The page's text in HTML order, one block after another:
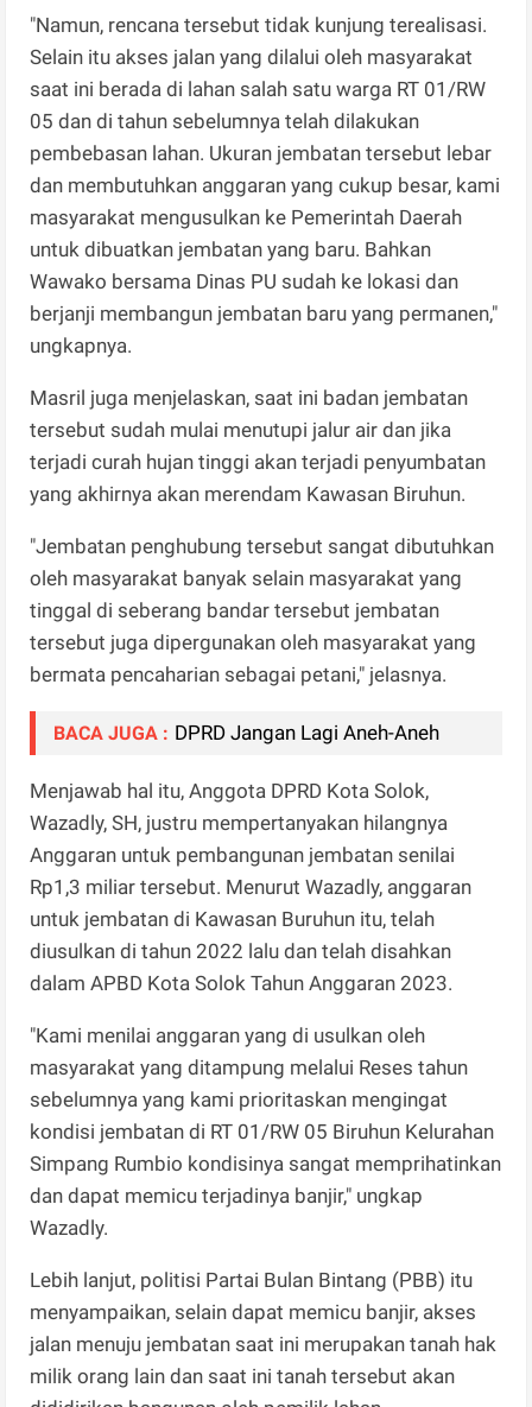
"Namun, rencana tersebut tidak kunjung terealisasi.
Selain itu akses jalan yang dilalui oleh masyarakat
saat ini berada di lahan salah satu warga RT 01/RW
05 dan di tahun sebelumnya telah dilakukan
pembebasan lahan. Ukuran jembatan tersebut lebar
dan membutuhkan anggaran yang cukup besar, kami
masyarakat mengusulkan ke Pemerintah Daerah
untuk dibuatkan jembatan yang baru. Bahkan
Wawako bersama Dinas PU sudah ke lokasi dan
berjanji membangun jembatan baru yang permanen,"
ungkapnya.
Masril juga menjelaskan, saat ini badan jembatan
tersebut sudah mulai menutupi jalur air dan jika
terjadi curah hujan tinggi akan terjadi penyumbatan
yang akhirnya akan merendam Kawasan Biruhun.
"Jembatan penghubung tersebut sangat dibutuhkan
oleh masyarakat banyak selain masyarakat yang
tinggal di seberang bandar tersebut jembatan
tersebut juga dipergunakan oleh masyarakat yang
bermata pencaharian sebagai petani," jelasnya.
BACA JUGA : DPRD Jangan Lagi Aneh-Aneh
Menjawab hal itu, Anggota DPRD Kota Solok,
Wazadly, SH, justru mempertanyakan hilangnya
Anggaran untuk pembangunan jembatan senilai
Rp1,3 miliar tersebut. Menurut Wazadly, anggaran
untuk jembatan di Kawasan Buruhun itu, telah
diusulkan di tahun 2022 lalu dan telah disahkan
dalam APBD Kota Solok Tahun Anggaran 2023.
"Kami menilai anggaran yang di usulkan oleh
masyarakat yang ditampung melalui Reses tahun
sebelumnya yang kami prioritaskan mengingat
kondisi jembatan di RT 01/RW 05 Biruhun Kelurahan
Simpang Rumbio kondisinya sangat memprihatinkan
dan dapat memicu terjadinya banjir," ungkap
Wazadly.
Lebih lanjut, politisi Partai Bulan Bintang (PBB) itu
menyampaikan, selain dapat memicu banjir, akses
jalan menuju jembatan saat ini merupakan tanah hak
milik orang lain dan saat ini tanah tersebut akan